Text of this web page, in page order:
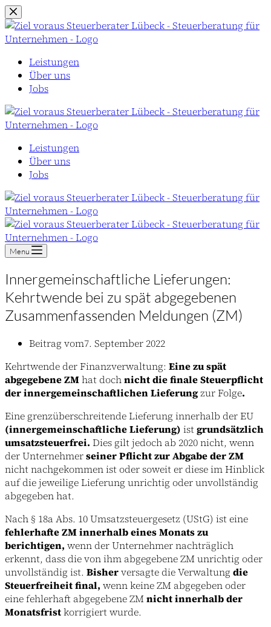
Zum
Inhalt
springen
Leistungen
Über uns
Jobs
Leistungen
Über uns
Jobs
Menu
Innergemeinschaftliche Lieferungen:
Kehrtwende bei zu spät abgegebenen
Zusammenfassenden Meldungen (ZM)
Beitrag vom7. September 2022
Kehrtwende der Finanzverwaltung: Eine zu spät
abgegebene ZMhat dochnicht die finale Steuerpflicht
der innergemeinschaftlichen Lieferungzur Folge.
Eine grenzüberschreitende Lieferung innerhalb der EU
(innergemeinschaftliche Lieferung) istgrundsätzlich
umsatzsteuerfrei. Dies gilt jedoch ab 2020 nicht, wenn
der Unternehmerseiner Pflicht zur Abgabe der ZM
nicht nachgekommen ist oder soweit er diese im Hinblick
auf die jeweilige Lieferung unrichtig oder unvollständig
abgegeben hat.
Nach § 18a Abs. 10 Umsatzsteuergesetz (UStG) ist eine
fehlerhafte ZMinnerhalb eines Monats zu
berichtigen, wenn der Unternehmer nachträglich
erkennt, dass die von ihm abgegebene ZM unrichtig oder
unvollständig ist. Bisherversagte die Verwaltungdie
Steuerfreiheit final, wenn keine ZM abgegeben oder
eine fehlerhaft abgegebene ZMnicht innerhalb der
Monatsfristkorrigiert wurde.